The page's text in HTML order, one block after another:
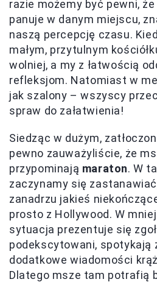
razie możemy być pewni,
panuje w danym miejscu,
naszą percepcję czasu.
małym, przytulnym
wolniej, a my z łatwością
refleksjom. Natomiast w
jak szalony – wszyscy
spraw do załatwienia!
Siedząc w dużym,
pewno zauważyliście, że
przypominają maraton. W
zaczynamy się
zanadrzu jakieś
prosto z Hollywood. W
sytuacja prezentuje się
podekscytowani, spotykają
dodatkowe wiadomości
Dlatego msze tam potrafią